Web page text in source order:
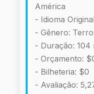
América
- Idioma
- Gênero:
- Duração: 104
- Orçamento:
- Bilheteria: $0
- Avaliação: